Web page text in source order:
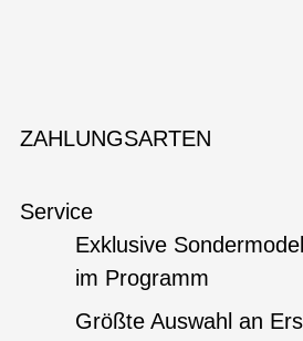
ZAHLUNGSARTEN
Service
Exklusive
im Programm
Größte Auswahl an